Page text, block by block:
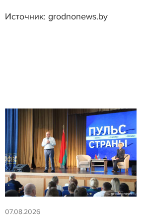
Источник: grodnonews.by
07.08.2026